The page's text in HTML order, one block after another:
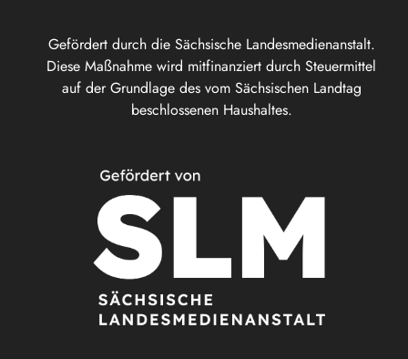
Gefördert durch die Sächsische Landesmedienanstalt.
Diese Maßnahme wird mitfinanziert durch Steuermittel
auf der Grundlage des vom Sächsischen Landtag
beschlossenen Haushaltes.